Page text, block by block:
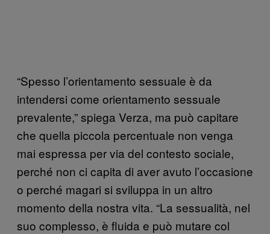
“Spesso l’orientamento sessuale è da
intendersi come orientamento sessuale
prevalente,” spiega Verza, ma può capitare
che quella piccola percentuale non venga
mai espressa per via del contesto sociale,
perché non ci capita di aver avuto l’occasione
o perché magari si sviluppa in un altro
momento della nostra vita. “La sessualità, nel
suo complesso, è fluida e può mutare col